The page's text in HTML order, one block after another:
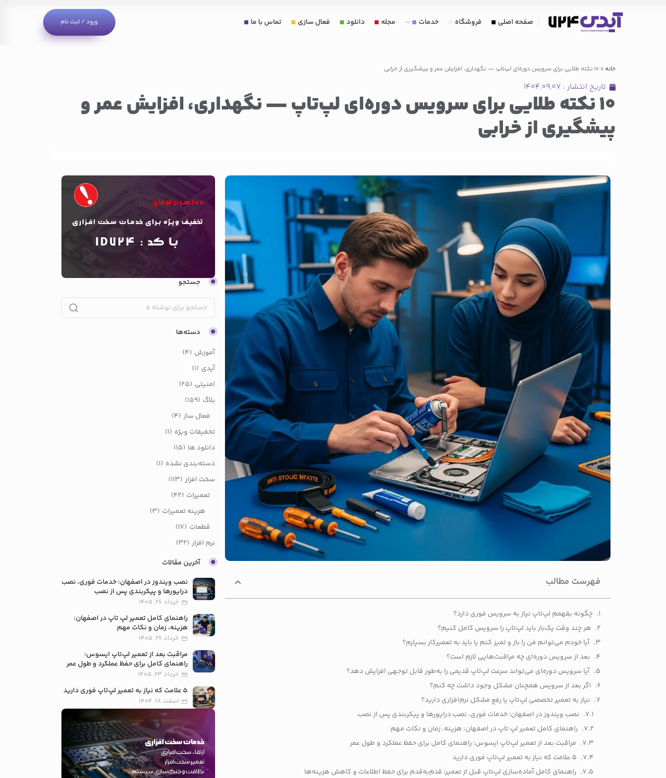
صفحه اصلی فروشگاه خدمات مجله دانلود فعال سازی تماس با ما ورود / ثبت نام
خانه » 10 نکته طلایی برای سرویس دوره‌ای لپ‌تاپ — نگهداری، افزایش عمر و پیشگیری از خرابی
تاریخ انتشار : ۱۴۰۴,۰۹,۰۷
10 نکته طلایی برای سرویس دوره‌ای لپ‌تاپ — نگهداری، افزایش عمر و
پیشگیری از خرابی
فهرست مطالب
چگونه بفهمم لپ‌تاپ نیاز به سرویس فوری دارد؟
هر چند وقت یک‌بار باید لپ‌تاپ را سرویس کامل کنیم؟
آیا خودم می‌توانم فن را باز و تمیز کنم یا باید به تعمیرکار بسپارم؟
بعد از سرویس دوره‌ای چه مراقبت‌هایی لازم است؟
آیا سرویس دوره‌ای می‌تواند سرعت لپ‌تاپ قدیمی را به‌طور قابل توجهی افزایش دهد؟
اگر بعد از سرویس همچنان مشکل وجود داشت چه کنم؟
نیاز به تعمیر تخصصی لپ‌تاپ یا رفع مشکل نرم‌افزاری دارید؟
نصب ویندوز در اصفهان: خدمات فوری، نصب درایورها و پیکربندی پس از نصب
راهنمای کامل تعمیر لپ تاپ در اصفهان: هزینه، زمان و نکات مهم
مراقبت بعد از تعمیر لپ‌تاپ ایسوس: راهنمای کامل برای حفظ عملکرد و طول عمر
5 علامت که نیاز به تعمیر لپ‌تاپ فوری دارید
راهنمای کامل آماده‌سازی لپ‌تاپ قبل از تعمیر: قدم‌به‌قدم برای حفظ اطلاعات و کاهش هزینه‌ها
جستجو
دسته‌ها
آموزش (4)
آیدی (1)
امنیتی (25)
بلاگ (159)
فعال ساز (4)
تخفیفات ویژه (1)
دانلود ها (15)
دسته‌بندی نشده (1)
سخت افزار (113)
تعمیرات (42)
هزینه تعمیرات (3)
قطعات (17)
نرم افزار (32)
آخرین مقالات
نصب ویندوز در اصفهان: خدمات فوری، نصب
درایورها و پیکربندی پس از نصب
خرداد 26, 1405
راهنمای کامل تعمیر لپ تاپ در اصفهان:
هزینه، زمان و نکات مهم
خرداد 26, 1405
مراقبت بعد از تعمیر لپ‌تاپ ایسوس:
راهنمای کامل برای حفظ عملکرد و طول عمر
خرداد 23, 1405
5 علامت که نیاز به تعمیر لپ‌تاپ فوری دارید
اسفند 18, 1404